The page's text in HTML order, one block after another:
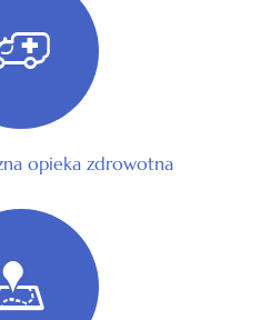
opieka zdrowotna